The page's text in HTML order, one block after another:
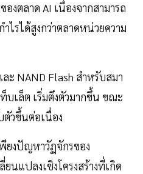
งตลาด AI เนื่องจากสามารถ
ไรได้สูงกว่าตลาดหน่วยความ
ะ NAND Flash สำหรับสมา
เล็ต เริ่มตึงตัวมากขึ้น ขณะ
วขึ้นต่อเนื่อง
ยงปัญหาวัฏจักรของ
นแปลงเชิงโครงสร้างที่เกิด